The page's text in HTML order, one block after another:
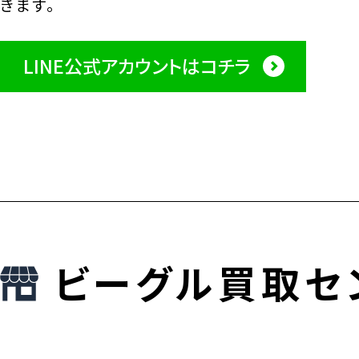
きます。
LINE公式アカウントはコチラ
ビーグル買取セ